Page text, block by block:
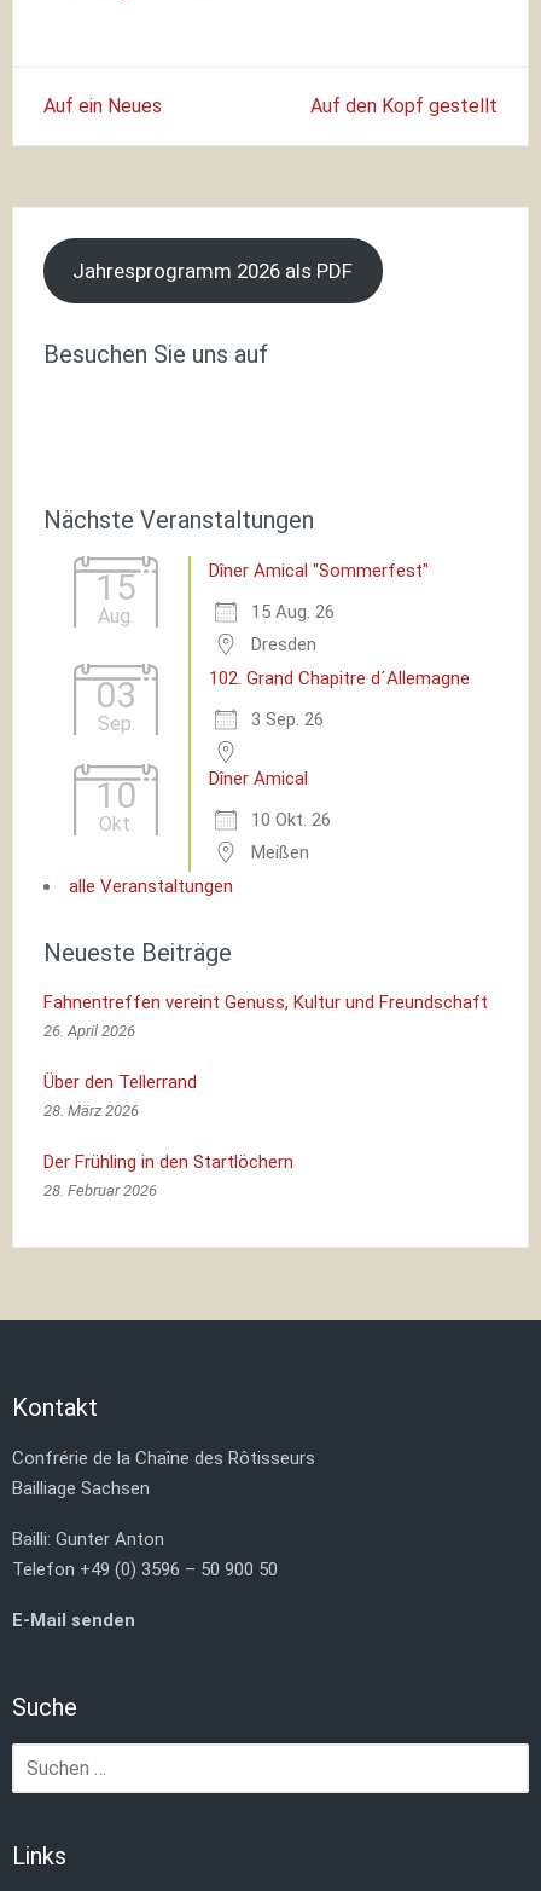
Auf ein Neues Auf den Kopf gestellt
Jahresprogramm 2026 als PDF
Besuchen Sie uns auf
Nächste Veranstaltungen
15
Aug.
Dîner Amical "Sommerfest"
15 Aug. 26
Dresden
03
Sep.
102. Grand Chapitre d´Allemagne
3 Sep. 26
10
Okt.
Dîner Amical
10 Okt. 26
Meißen
alle Veranstaltungen
Neueste Beiträge
Fahnentreffen vereint Genuss, Kultur und Freundschaft
26. April 2026
Über den Tellerrand
28. März 2026
Der Frühling in den Startlöchern
28. Februar 2026
Kontakt
Confrérie de la Chaîne des Rôtisseurs
Bailliage Sachsen
Bailli: Gunter Anton
Telefon +49 (0) 3596 – 50 900 50
E-Mail senden
Suche
Suchen
nach:
Links